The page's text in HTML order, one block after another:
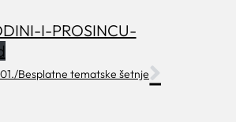
I-PROSINCU-
Besplatne tematske šetnje